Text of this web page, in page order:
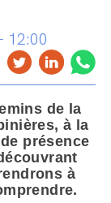
12:00
de la
à la
présence
à